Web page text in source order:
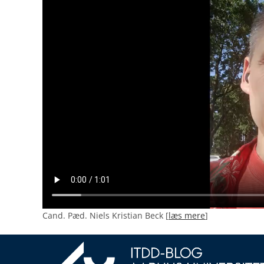
Cand. Pæd. Niels Kristian Beck [læs mere]